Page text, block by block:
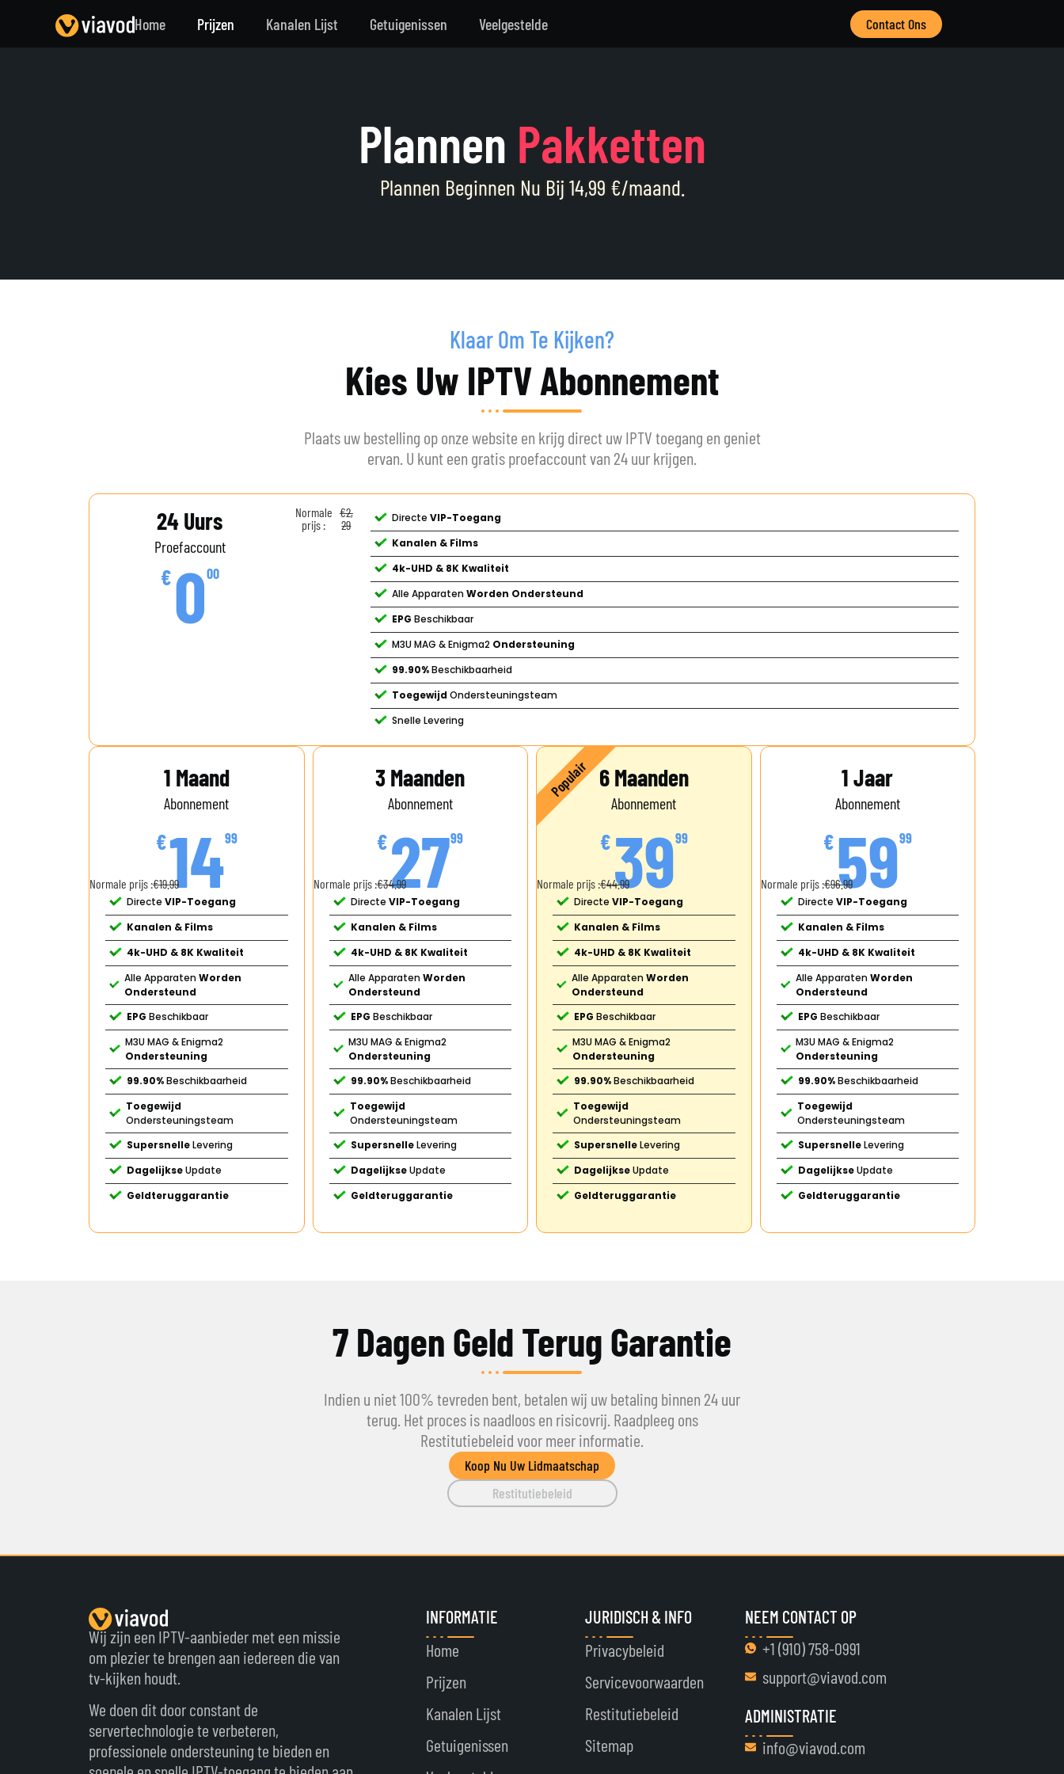
Home Prijzen Kanalen Lijst Getuigenissen Veelgestelde Contact Ons
Plannen Pakketten
Plannen Beginnen Nu Bij 14,99 €/maand.
Klaar Om Te Kijken?
Kies Uw IPTV Abonnement
Plaats uw bestelling op onze website en krijg direct uw IPTV toegang en geniet
ervan. U kunt een gratis proefaccount van 24 uur krijgen.
24 Uurs
Proefaccount
€000
Normale
prijs :
€2,
29
DirecteVIP-Toegang
Kanalen & Films
4k-UHD & 8K Kwaliteit
Alle ApparatenWorden Ondersteund
EPG Beschikbaar
M3U MAG & Enigma2 Ondersteuning
99.90%Beschikbaarheid
Toegewijd Ondersteuningsteam
Snelle Levering​​
1 Maand
Abonnement
€1499
Normale prijs :€19.99
Directe VIP-Toegang
Kanalen & Films
4k-UHD & 8K Kwaliteit
Alle ApparatenWorden
Ondersteund
EPG Beschikbaar
M3U MAG & Enigma2
Ondersteuning
99.90%Beschikbaarheid
Toegewijd
Ondersteuningsteam
SupersnelleLevering
DagelijkseUpdate
Geldteruggarantie
3 Maanden
Abonnement
€2799
Normale prijs :€34.99
Directe VIP-Toegang
Kanalen & Films
4k-UHD & 8K Kwaliteit
Alle Apparaten Worden
Ondersteund
EPG Beschikbaar
M3U MAG & Enigma2
Ondersteuning
99.90%Beschikbaarheid
Toegewijd
Ondersteuningsteam
SupersnelleLevering
DagelijkseUpdate
Geldteruggarantie
6 Maanden
Abonnement
€3999
Populair
Normale prijs :€44.99
Directe VIP-Toegang
Kanalen & Films
4k-UHD & 8K Kwaliteit
Alle ApparatenWorden
Ondersteund
EPG Beschikbaar
M3U MAG & Enigma2
Ondersteuning
99.90%Beschikbaarheid
Toegewijd
Ondersteuningsteam
SupersnelleLevering
DagelijkseUpdate
Geldteruggarantie
1 Jaar
Abonnement
€5999
Normale prijs :€96.99
Directe VIP-Toegang
Kanalen & Films
4k-UHD & 8K Kwaliteit
Alle Apparaten Worden
Ondersteund
EPG Beschikbaar
M3U MAG & Enigma2
Ondersteuning
99.90%Beschikbaarheid
Toegewijd
Ondersteuningsteam
SupersnelleLevering
DagelijkseUpdate
Geldteruggarantie
7 Dagen Geld Terug Garantie
Indien u niet 100% tevreden bent, betalen wij uw betaling binnen 24 uur
terug. Het proces is naadloos en risicovrij. Raadpleeg ons
Restitutiebeleid voor meer informatie.
Koop Nu Uw Lidmaatschap
Restitutiebeleid
Wij zijn een IPTV-aanbieder met een missie
om plezier te brengen aan iedereen die van
tv-kijken houdt.
We doen dit door constant de
servertechnologie te verbeteren,
professionele ondersteuning te bieden en
INFORMATIE
Home
Prijzen
Kanalen Lijst
Getuigenissen
JURIDISCH & INFO
Privacybeleid
Servicevoorwaarden
Restitutiebeleid
Sitemap
NEEM CONTACT OP
+1 ‪(910) 758-0991‬
support@viavod.com
ADMINISTRATIE
info@viavod.com